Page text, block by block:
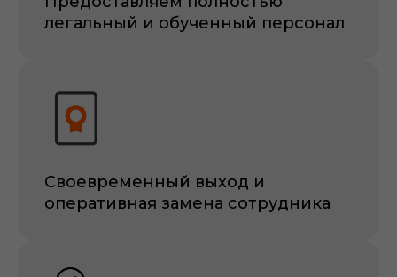
легальный и обученный персонал
Своевременный выход и
оперативная замена сотрудника